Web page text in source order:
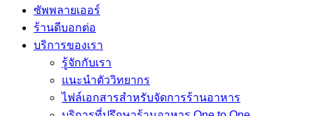
ซัพพลายเออร์
ร้านดีบอกต่อ
บริการของเรา
รู้จักกับเรา
แนะนำตัววิทยากร
ไฟล์เอกสารสำหรับจัดการร้านอาหาร